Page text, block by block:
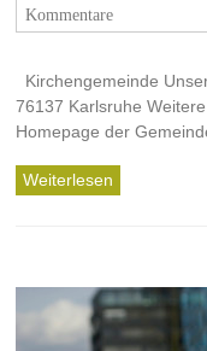
Kommentare
Kirchengemeinde
76137 Karlsruhe
Homepage der
Weiterlesen